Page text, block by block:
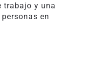
trabajo y una
en